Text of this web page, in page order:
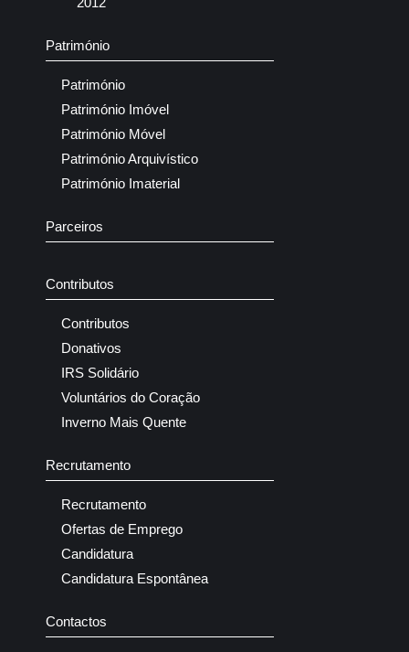
Património
Património
Património Imóvel
Património Móvel
Património Arquivístico
Património Imaterial
Parceiros
Contributos
Contributos
Donativos
IRS Solidário
Voluntários do Coração
Inverno Mais Quente
Recrutamento
Recrutamento
Ofertas de Emprego
Candidatura
Candidatura Espontânea
Contactos